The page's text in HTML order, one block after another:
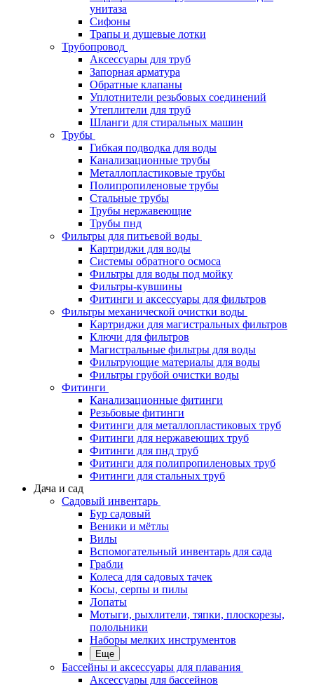
унитаза
Сифоны
Трапы и душевые лотки
Трубопровод
Аксессуары для труб
Запорная арматура
Обратные клапаны
Уплотнители резьбовых соединений
Утеплители для труб
Шланги для стиральных машин
Трубы
Гибкая подводка для воды
Канализационные трубы
Металлопластиковые трубы
Полипропиленовые трубы
Стальные трубы
Трубы нержавеющие
Трубы пнд
Фильтры для питьевой воды
Картриджи для воды
Системы обратного осмоса
Фильтры для воды под мойку
Фильтры-кувшины
Фитинги и аксессуары для фильтров
Фильтры механической очистки воды
Картриджи для магистральных фильтров
Ключи для фильтров
Магистральные фильтры для воды
Фильтрующие материалы для воды
Фильтры грубой очистки воды
Фитинги
Канализационные фитинги
Резьбовые фитинги
Фитинги для металлопластиковых труб
Фитинги для нержавеющих труб
Фитинги для пнд труб
Фитинги для полипропиленовых труб
Фитинги для стальных труб
Дача и сад
Садовый инвентарь
Бур садовый
Веники и мётлы
Вилы
Вспомогательный инвентарь для сада
Грабли
Колеса для садовых тачек
Косы, серпы и пилы
Лопаты
Мотыги, рыхлители, тяпки, плоскорезы,
полольники
Наборы мелких инструментов
Еще
Бассейны и аксессуары для плавания
Аксессуары для бассейнов